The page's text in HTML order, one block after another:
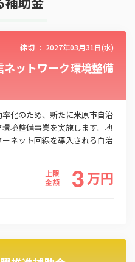
締切 ： 2027年03月31日(水)
ットワーク環境整備
化のため、新たに米原市自治
境整備事業を実施します。地
ネット回線を導入される自治
上限
金額
3万円